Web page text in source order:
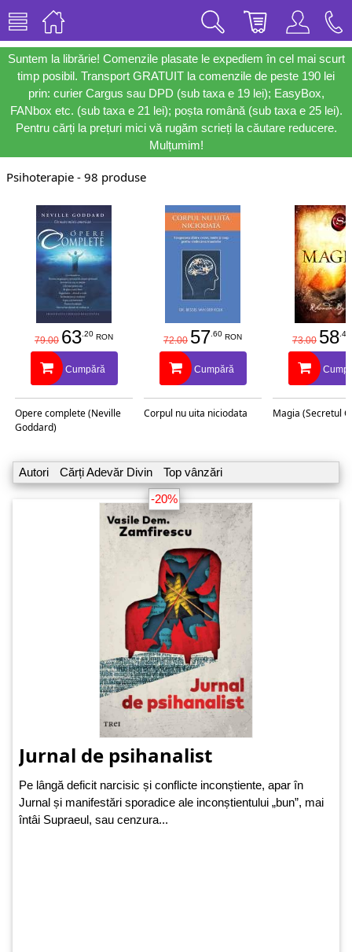
Suntem la librărie! Comenzile plasate le expediem în cel mai scurt
timp posibil. Transport GRATUIT la comenzile de peste 190 lei
prin: curier Cargus sau DPD (sub taxa e 19 lei); EasyBox,
FANbox etc. (sub taxa e 21 lei); poșta română (sub taxa e 25 lei).
Pentru cărți la prețuri mici vă rugăm scrieți la căutare reducere.
Mulțumim!
Psihoterapie - 98 produse
79.00 63 .20 RON
Cumpără
Opere complete (Neville
Goddard)
72.00 57 .60 RON
Cumpără
Corpul nu uita niciodata
73.00 58 .40
Magia (Secretul
Autori Cărți Adevăr Divin
Top vânzări
-20%
Jurnal de psihanalist
Pe lângă deficit narcisic și conflicte inconștiente, apar în
Jurnal și manifestări sporadice ale inconștientului „bun”, mai
întâi Supraeul, sau cenzura...